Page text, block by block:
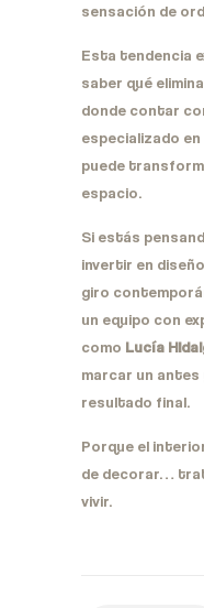
sensación de
Esta tendencia
saber qué
donde contar
especializado
puede
espacio.
Si estás
invertir en
giro
un equipo con
como Lucía
marcar un antes
resultado final.
Porque el
de decorar…
vivir.